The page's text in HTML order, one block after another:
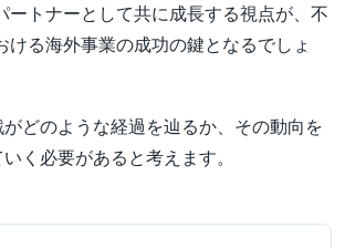
ートナーとして共に成長する視点が、不
ける海外事業の成功の鍵となるでしょ
どのような経過を辿るか、その動向を
く必要があると考えます。